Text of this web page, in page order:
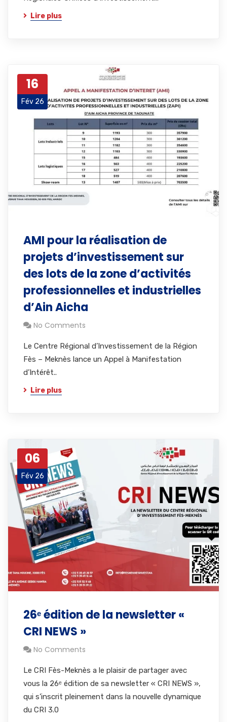
Lire plus
16
Fév 26
AMI pour la réalisation de
projets d’investissement sur
des lots de la zone d’activités
professionnelles et industrielles
d’Ain Aicha
No Comments
Le Centre Régional d’Investissement de la Région
Fès – Meknès lance un Appel à Manifestation
d’Intérêt..
Lire plus
06
Fév 26
26ᵉ édition de la newsletter «
CRI NEWS »
No Comments
Le CRI Fès-Meknès a le plaisir de partager avec
vous la 26ᵉ édition de sa newsletter « CRI NEWS »,
qui s’inscrit pleinement dans la nouvelle dynamique
du CRI 3.0